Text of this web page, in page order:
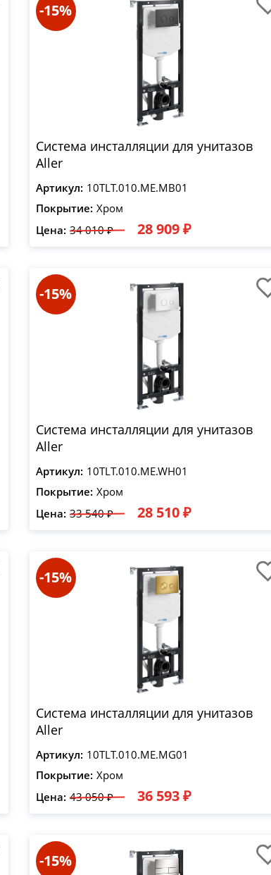
-15%
Система инсталляции для унитазов
Aller
Артикул: 10TLT.010.ME.MB01
Покрытие: Хром
Цена: 34 010 ₽ 28 909 ₽
-15%
Система инсталляции для унитазов
Aller
Артикул: 10TLT.010.ME.WH01
Покрытие: Хром
Цена: 33 540 ₽ 28 510 ₽
-15%
Система инсталляции для унитазов
Aller
Артикул: 10TLT.010.ME.MG01
Покрытие: Хром
Цена: 43 050 ₽ 36 593 ₽
-15%